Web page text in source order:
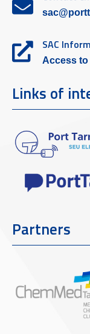
SAC
Access to
Links of
Partners